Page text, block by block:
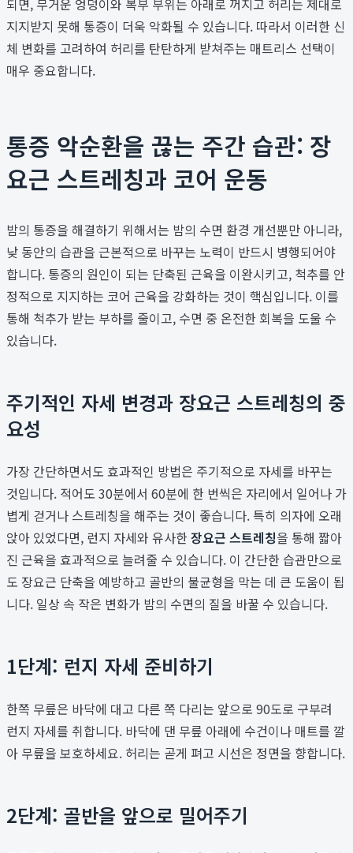
지지받지 못해 통증이 더욱 악화될 수 있습니다. 따라서 이러한 신
체 변화를 고려하여 허리를 탄탄하게 받쳐주는 매트리스 선택이
매우 중요합니다.
통증 악순환을 끊는 주간 습관: 장
요근 스트레칭과 코어 운동
밤의 통증을 해결하기 위해서는 밤의 수면 환경 개선뿐만 아니라,
낮 동안의 습관을 근본적으로 바꾸는 노력이 반드시 병행되어야
합니다. 통증의 원인이 되는 단축된 근육을 이완시키고, 척추를 안
정적으로 지지하는 코어 근육을 강화하는 것이 핵심입니다. 이를
통해 척추가 받는 부하를 줄이고, 수면 중 온전한 회복을 도울 수
있습니다.
주기적인 자세 변경과 장요근 스트레칭의 중
요성
가장 간단하면서도 효과적인 방법은 주기적으로 자세를 바꾸는
것입니다. 적어도 30분에서 60분에 한 번씩은 자리에서 일어나 가
볍게 걷거나 스트레칭을 해주는 것이 좋습니다. 특히 의자에 오래
앉아 있었다면, 런지 자세와 유사한 장요근 스트레칭을 통해 짧아
진 근육을 효과적으로 늘려줄 수 있습니다. 이 간단한 습관만으로
도 장요근 단축을 예방하고 골반의 불균형을 막는 데 큰 도움이 됩
니다. 일상 속 작은 변화가 밤의 수면의 질을 바꿀 수 있습니다.
1단계: 런지 자세 준비하기
한쪽 무릎은 바닥에 대고 다른 쪽 다리는 앞으로 90도로 구부려
런지 자세를 취합니다. 바닥에 댄 무릎 아래에 수건이나 매트를 깔
아 무릎을 보호하세요. 허리는 곧게 펴고 시선은 정면을 향합니다.
2단계: 골반을 앞으로 밀어주기